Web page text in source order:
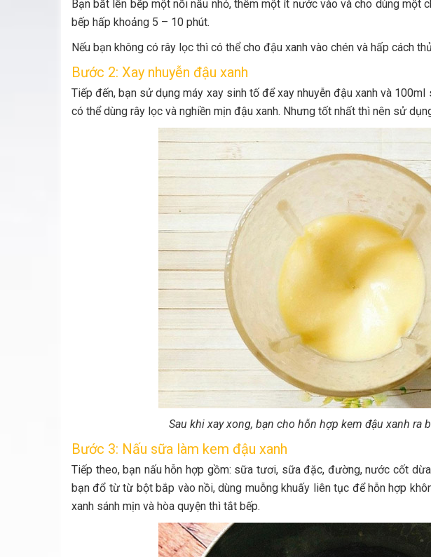
Bạn bắt lên bếp một nồi nấu nhỏ, thêm một ít nước vào và cho dùng một
bếp hấp khoảng 5 – 10 phút.
Nếu bạn không có rây lọc thì có thể cho đậu xanh vào chén và hấp cách
Bước 2: Xay nhuyễn đậu xanh
Tiếp đến, bạn sử dụng máy xay sinh tố để xay nhuyễn đậu xanh và
có thể dùng rây lọc và nghiền mịn đậu xanh. Nhưng tốt nhất thì nên sử
Sau khi xay xong, bạn cho hỗn hợp kem đậu xanh ra
Bước 3: Nấu sữa làm kem đậu xanh
Tiếp theo, bạn nấu hỗn hợp gồm: sữa tươi, sữa đặc, đường, nước cốt
bạn đổ từ từ bột bắp vào nồi, dùng muỗng khuấy liên tục để hỗn hợp
xanh sánh mịn và hòa quyện thì tắt bếp.